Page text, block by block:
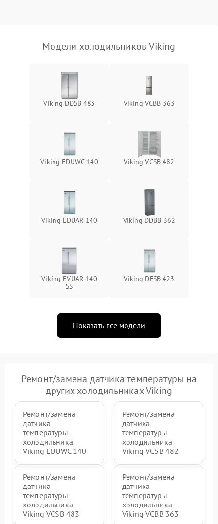
Модели холодильников Viking
Viking DDSB 483 Viking VCBB 363
Viking EDUWC 140 Viking VCSB 482
Viking EDUAR 140 Viking DDBB 362
Viking EVUAR 140
SS
Viking DFSB 423
Показать все модели
Ремонт/замена датчика температуры на
других холодильниках Viking
Ремонт/замена
датчика
температуры
холодильника
Viking EDUWC 140
Ремонт/замена
датчика
температуры
холодильника
Viking VCSB 482
Ремонт/замена
датчика
температуры
холодильника
Viking VCSB 483
Ремонт/замена
датчика
температуры
холодильника
Viking VCBB 363